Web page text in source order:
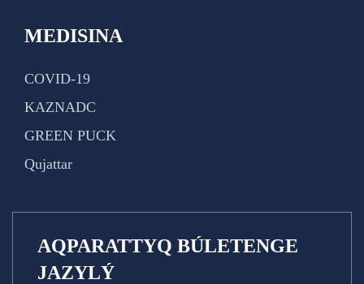
MEDISINA
COVID-19
KAZNADC
GREEN PUCK
Qujattar
AQPARATTYQ BÚLETENGE
JAZYLÝ